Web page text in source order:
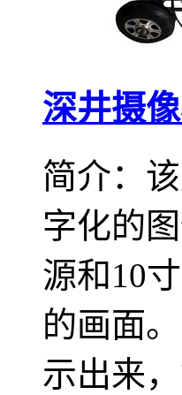
深井摄
简介：
字化的
源和10
的画面
示出来